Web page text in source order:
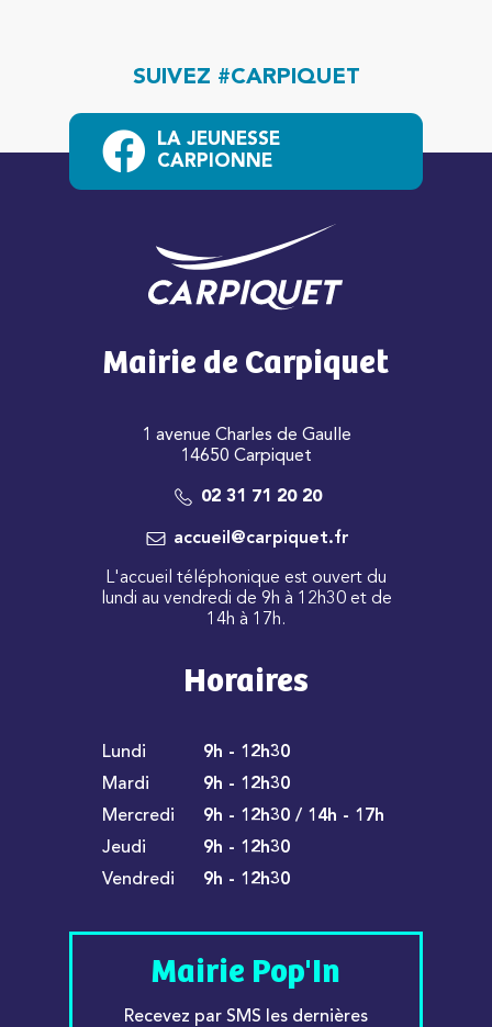
SUIVEZ #CARPIQUET
LA JEUNESSE
CARPIONNE
Mairie de Carpiquet
1 avenue Charles de Gaulle
14650 Carpiquet
02 31 71 20 20
accueil@carpiquet.fr
L'accueil téléphonique est ouvert du
lundi au vendredi de 9h à 12h30 et de
14h à 17h.
Horaires
Lundi
9h - 12h30
Mardi
9h - 12h30
Mercredi
9h - 12h30 / 14h - 17h
Jeudi
9h - 12h30
Vendredi
9h - 12h30
Mairie Pop'In
Recevez par SMS les dernières